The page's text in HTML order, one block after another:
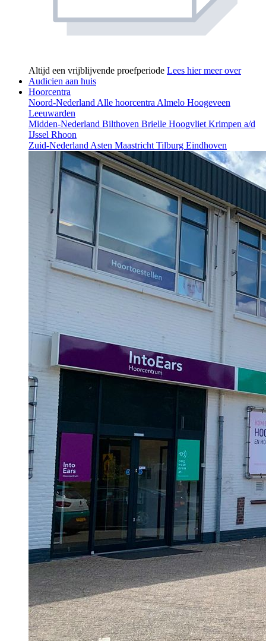
Altijd een vrijblijvende proefperiode Lees hier meer over
Audicien aan huis
Hoorcentra
Noord-Nederland Alle hoorcentra Almelo Hoogeveen
Leeuwarden
Midden-Nederland Bilthoven Brielle Hoogvliet Krimpen a/d
IJssel Rhoon
Zuid-Nederland Asten Maastricht Tilburg Eindhoven